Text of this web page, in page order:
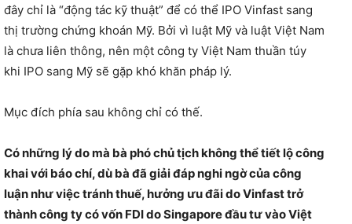
đây chỉ là “động tác kỹ thuật” để có thể IPO Vinfast sang
thị trường chứng khoán Mỹ. Bởi vì luật Mỹ và luật Việt Nam
là chưa liên thông, nên một công ty Việt Nam thuần túy
khi IPO sang Mỹ sẽ gặp khó khăn pháp lý.
Mục đích phía sau không chỉ có thế.
Có những lý do mà bà phó chủ tịch không thể tiết lộ công
khai với báo chí, dù bà đã giải đáp nghi ngờ của công
luận như việc tránh thuế, hưởng ưu đãi do Vinfast trở
thành công ty có vốn FDI do Singapore đầu tư vào Việt